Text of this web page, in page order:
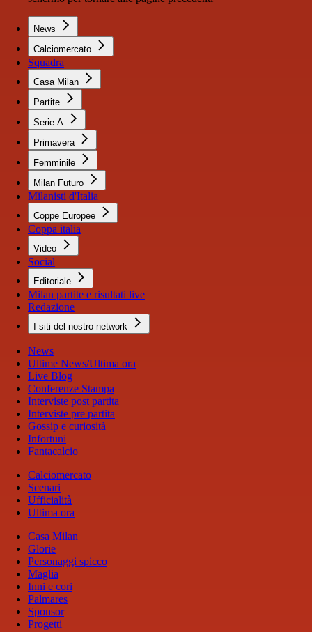
News
Calciomercato
Squadra
Casa Milan
Partite
Serie A
Primavera
Femminile
Milan Futuro
Milanisti d'Italia
Coppe Europee
Coppa italia
Video
Social
Editoriale
Milan partite e risultati live
Redazione
I siti del nostro network
News
Ultime News/Ultima ora
Live Blog
Conferenze Stampa
Interviste post partita
Interviste pre partita
Gossip e curiosità
Infortuni
Fantacalcio
Calciomercato
Scenari
Ufficialità
Ultima ora
Casa Milan
Glorie
Personaggi spicco
Maglia
Inni e cori
Palmares
Sponsor
Progetti